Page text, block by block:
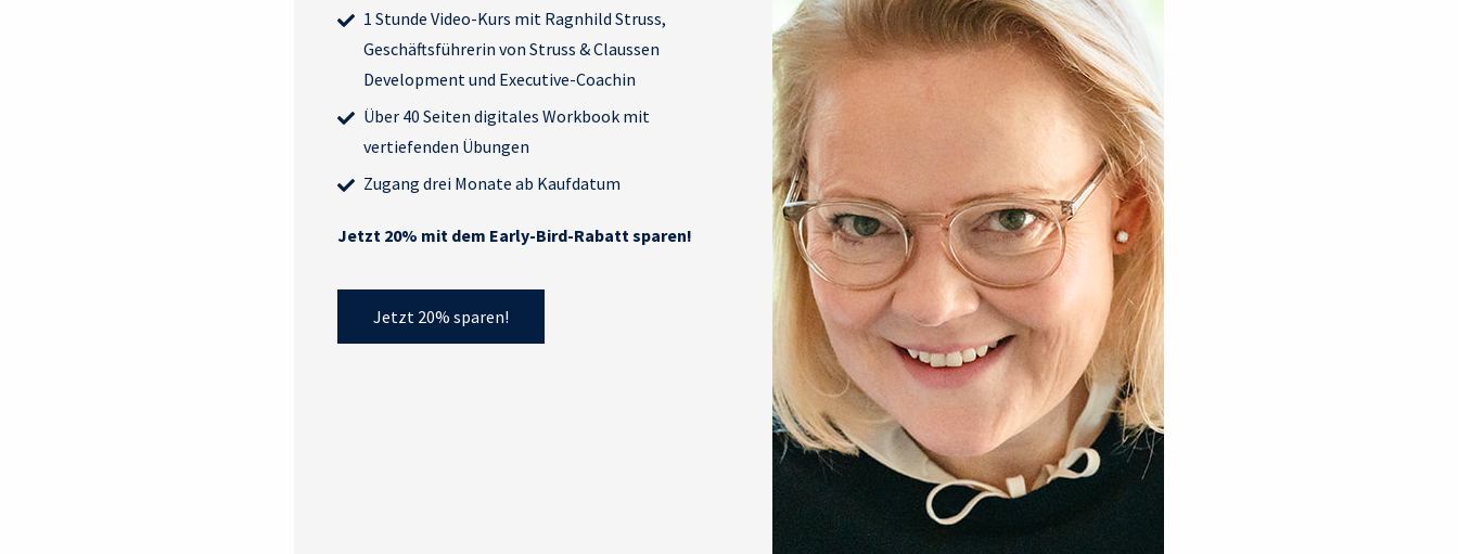
1 Stunde Video-Kurs mit Ragnhild Struss,
Geschäftsführerin von Struss & Claussen
Development und Executive-Coachin
Über 40 Seiten digitales Workbook mit
vertiefenden Übungen
Zugang drei Monate ab Kaufdatum
Jetzt 20% mit dem Early-Bird-Rabatt sparen!
Jetzt 20% sparen!